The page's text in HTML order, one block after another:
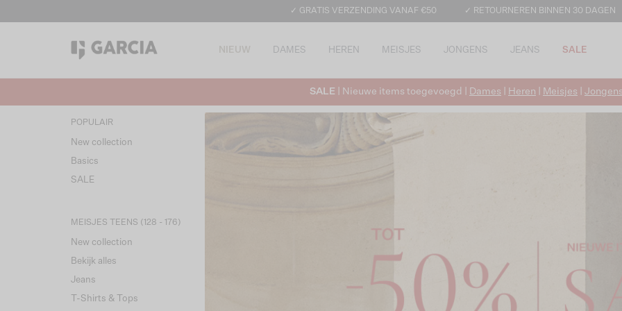
✓ GRATIS VERZENDING VANAF €50 ✓ RETOURNEREN BINNEN 30 DAGEN
NIEUW DAMES HEREN MEISJES JONGENS JEANS SALE
SALE | Nieuwe items toegevoegd | Dames Heren Meisjes
POPULAIR
New collection
Basics
SALE
MEISJES TEENS (128 - 176)
New collection
Bekijk alles
Jeans
T-Shirts & Tops